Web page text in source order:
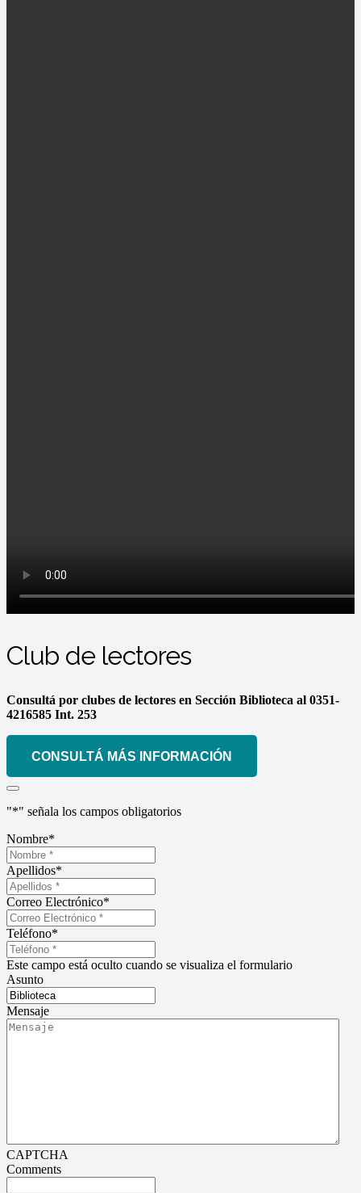
Club de lectores
Consultá por clubes de lectores en Sección Biblioteca al 0351-
4216585 Int. 253
CONSULTÁ MÁS INFORMACIÓN
"*" señala los campos obligatorios
Nombre*
Apellidos*
Correo Electrónico*
Teléfono*
Este campo está oculto cuando se visualiza el formulario
Asunto
Mensaje
CAPTCHA
Comments